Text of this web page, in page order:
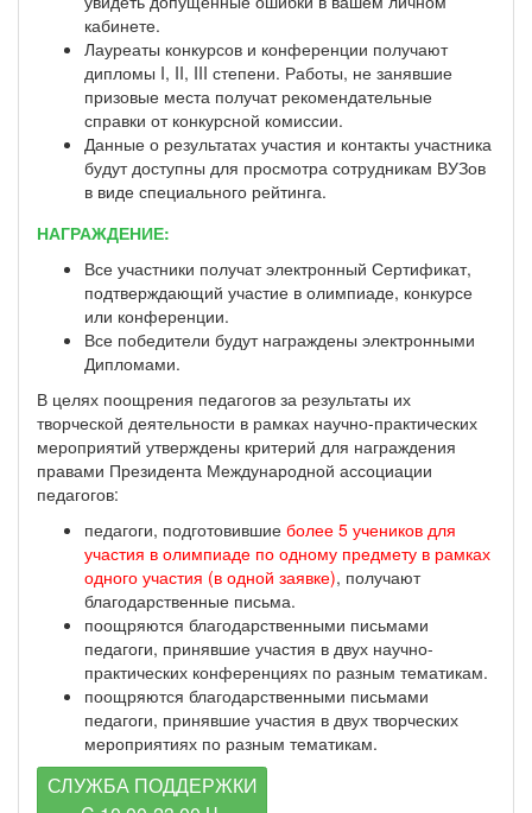
кабинете.
Лауреаты конкурсов и конференции получают
дипломы I, II, III степени. Работы, не занявшие
призовые места получат рекомендательные
справки от конкурсной комиссии.
Данные о результатах участия и контакты участника
будут доступны для просмотра сотрудникам ВУЗов
в виде специального рейтинга.
НАГРАЖДЕНИЕ:
Все участники получат электронный Сертификат,
подтверждающий участие в олимпиаде, конкурсе
или конференции.
Все победители будут награждены электронными
Дипломами.
В целях поощрения педагогов за результаты их
творческой деятельности в рамках научно-практических
мероприятий утверждены критерий для награждения
правами Президента Международной ассоциации
педагогов:
педагоги, подготовившие более 5 учеников для
участия в олимпиаде по одному предмету в рамках
одного участия (в одной заявке), получают
благодарственные письма.
поощряются благодарственными письмами
педагоги, принявшие участия в двух научно-
практических конференциях по разным тематикам.
поощряются благодарственными письмами
педагоги, принявшие участия в двух творческих
мероприятиях по разным тематикам.
СЛУЖБА ПОДДЕРЖКИ